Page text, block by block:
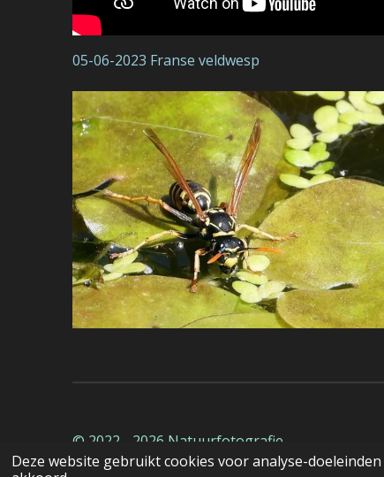
Deze website gebruikt cookies voor analyse-
05-06-2023 Franse veldwesp
© 2022 - 2026 Natuurfotografie